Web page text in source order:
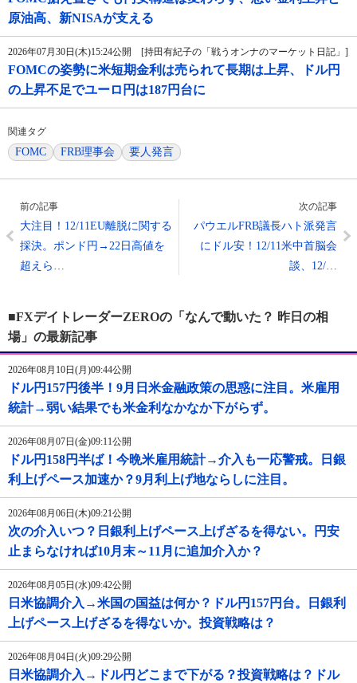
原油高、新NISAが支える
2026年07月30日(木)15:24公開 [持田有紀子の「戦うオンナのマーケット日記」]
FOMCの姿勢に米短期金利は売られて長期は上昇、ドル円
の上昇不足でユーロ円は187円台に
関連タグ
FOMC FRB理事会 要人発言
前の記事
大注目！12/11EU離脱に関する
採決。ポンド円→22日高値を
超えら…
次の記事
パウエルFRB議長ハト派発言
にドル安！12/11米中首脳会
談、12/…
■FXデイトレーダーZEROの「なんで動いた？ 昨日の相
場」の最新記事
2026年08月10日(月)09:44公開
ドル円157円後半！9月日米金融政策の思惑に注目。米雇用
統計→弱い結果でも米金利なかなか下がらず。
2026年08月07日(金)09:11公開
ドル円158円半ば！今晩米雇用統計→介入も一応警戒。日銀
利上げペース加速か？9月利上げ地ならしに注目。
2026年08月06日(木)09:21公開
次の介入いつ？日銀利上げペース上げざるを得ない。円安
止まらなければ10月末～11月に追加介入か？
2026年08月05日(水)09:42公開
日米協調介入→米国の国益は何か？ドル円157円台。日銀利
上げペース上げざるを得ないか。投資戦略は？
2026年08月04日(火)09:29公開
日米協調介入→ドル円どこまで下がる？投資戦略は？ドル